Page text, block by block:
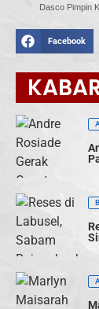
Facebook